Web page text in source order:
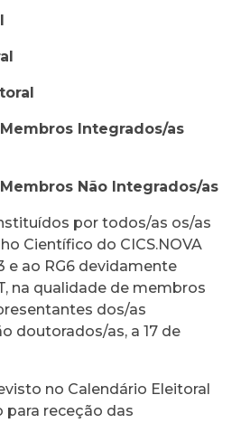
Integrados/as
Não Integrados/as
por todos/as os/as
Científico do CICS.NOVA
e ao RG6 devidamente
na qualidade de membros
dos/as
doutorados/as, a 17 de
no Calendário Eleitoral
para receção das